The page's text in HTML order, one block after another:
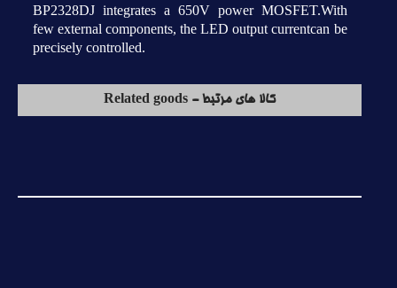
BP2328DJ integrates a 650V power MOSFET.With
few external components, the LED output currentcan be
precisely controlled.
کالا های مرتبط - Related goods